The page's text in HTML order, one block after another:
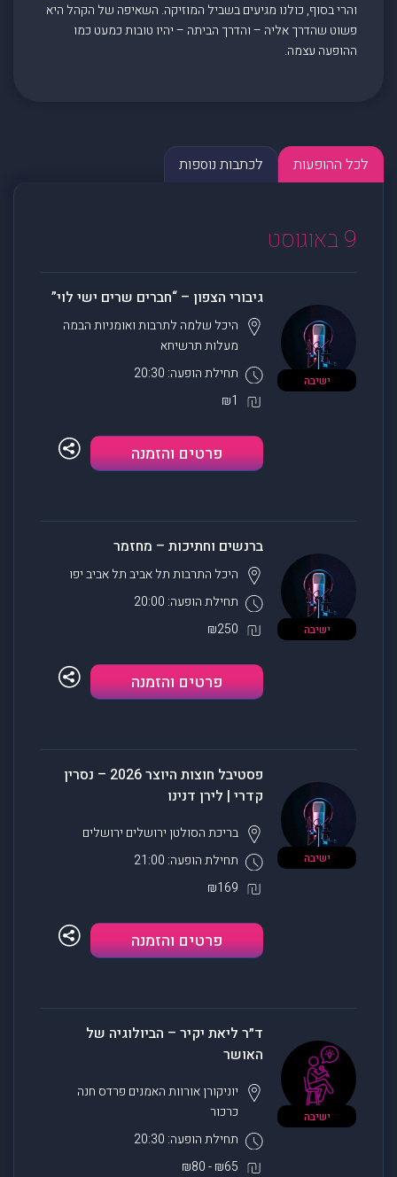
והרי בסוף, כולנו מגיעים בשביל המוזיקה. השאיפה של הקהל היא
פשוט שהדרך אליה – והדרך הביתה – יהיו טובות כמעט כמו
ההופעה עצמה.
לכל ההופעות לכתבות נוספות
9 באוגוסט
ישיבה
גיבורי הצפון – “חברים שרים ישי לוי”
תחילת הופעה: 20:30
היכל שלמה לתרבות ואומניות הבמה
מעלות תרשיחא
₪1
פרטים והזמנה
ישיבה
ברנשים וחתיכות – מחזמר
תחילת הופעה: 20:00
היכל התרבות תל אביבתל אביב יפו
₪250
פרטים והזמנה
ישיבה
פסטיבל חוצות היוצר 2026 – נסרין
קדרי | לירן דנינו
תחילת הופעה: 21:00
בריכת הסולטן ירושלים ירושלים
₪169
פרטים והזמנה
ישיבה
ד״ר ליאת יקיר – הביולוגיה של
האושר
תחילת הופעה: 20:30
יוניקורן אורוות האמנים פרדס חנה
כרכור
₪65 - ₪80